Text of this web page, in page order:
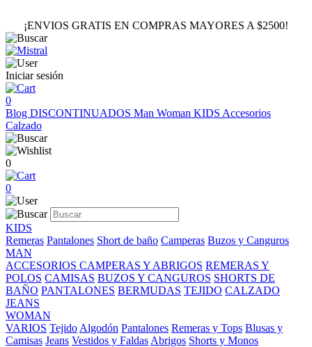
¡ENVIOS GRATIS EN COMPRAS MAYORES A $2500!
Iniciar sesión
0
Blog DISCONTINUADOS Man Woman KIDS Accesorios
Calzado
0
0
KIDS
Remeras Pantalones Short de baño Camperas Buzos y Canguros
MAN
ACCESORIOS CAMPERAS Y ABRIGOS REMERAS Y
POLOS CAMISAS BUZOS Y CANGUROS SHORTS DE
BAÑO PANTALONES BERMUDAS TEJIDO CALZADO
JEANS
WOMAN
VARIOS Tejido Algodón Pantalones Remeras y Tops Blusas y
Camisas Jeans Vestidos y Faldas Abrigos Shorts y Monos